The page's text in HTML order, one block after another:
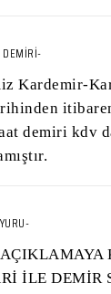
DEMİRİ-
Kardemir-
demiri kdv
İLE DEMİR